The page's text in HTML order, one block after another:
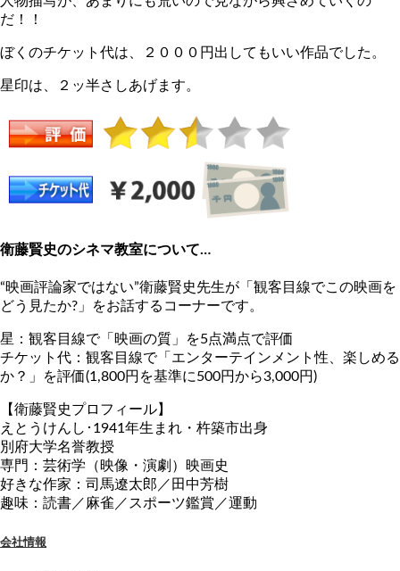
だ！！
ぼくのチケット代は、２０００円出してもいい作品でした。
星印は、２ッ半さしあげます。
衛藤賢史のシネマ教室について…
“映画評論家ではない”衛藤賢史先生が「観客目線でこの映画を
どう見たか?」をお話するコーナーです。
星：観客目線で「映画の質」を5点満点で評価
チケット代：観客目線で「エンターテインメント性、楽しめる
か？」を評価(1,800円を基準に500円から3,000円)
【衛藤賢史プロフィール】
えとうけんし･1941年生まれ・杵築市出身
別府大学名誉教授
専門：芸術学（映像・演劇）映画史
好きな作家：司馬遼太郎／田中芳樹
趣味：読書／麻雀／スポーツ鑑賞／運動
会社情報